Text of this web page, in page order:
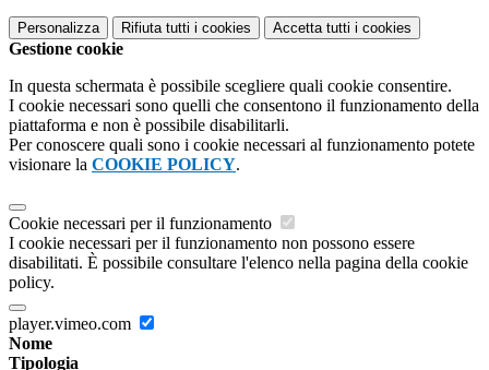
Personalizza Rifiuta tutti i cookies Accetta tutti i cookies
Gestione cookie
In questa schermata è possibile scegliere quali cookie consentire.
I cookie necessari sono quelli che consentono il funzionamento della
piattaforma e non è possibile disabilitarli.
Per conoscere quali sono i cookie necessari al funzionamento potete
visionare la COOKIE POLICY.
Cookie necessari per il funzionamento
I cookie necessari per il funzionamento non possono essere
disabilitati. È possibile consultare l'elenco nella pagina della cookie
policy.
player.vimeo.com
Nome
Tipologia